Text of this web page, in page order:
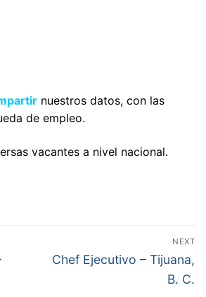
nuestros datos, con las
de empleo.
vacantes a nivel nacional.
NEXT
Next
Chef Ejecutivo – Tijuana,
B. C.